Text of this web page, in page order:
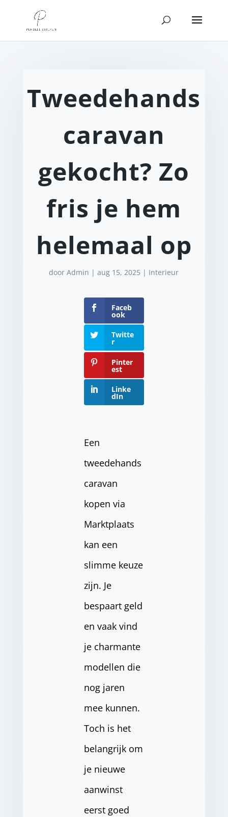
Tweedehands
caravan
gekocht? Zo
fris je hem
helemaal op
doorAdmin |aug 15, 2025 | Interieur
Faceb
ook
Twitte
r
Pinter
est
Linke
dIn
Een
tweedehands
caravan
kopen via
Marktplaats
kan een
slimme keuze
zijn. Je
bespaart geld
en vaak vind
je charmante
modellen die
nog jaren
mee kunnen.
Toch is het
belangrijk om
je nieuwe
aanwinst
eerst goed